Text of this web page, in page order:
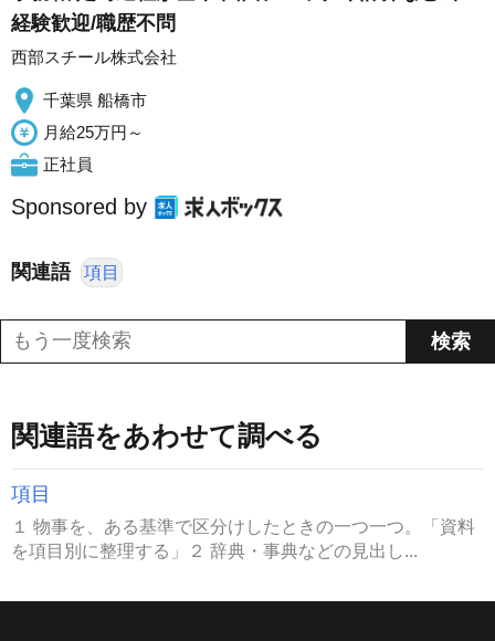
経験歓迎/職歴不問
西部スチール株式会社
千葉県 船橋市
月給25万円～
正社員
Sponsored by
関連語 項目
関連語をあわせて調べる
項目
１ 物事を、ある基準で区分けしたときの一つ一つ。「資料
を項目別に整理する」２ 辞典・事典などの見出し...